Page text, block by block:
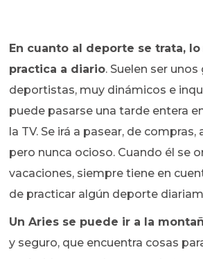
En cuanto al deporte se trata,
practica a diario. Suelen ser unos
deportistas, muy dinámicos e
puede pasarse una tarde entera
la TV. Se irá a pasear, de compras,
pero nunca ocioso. Cuando él se
vacaciones, siempre tiene en
de practicar algún deporte
Un Aries se puede ir a la
y seguro, que encuentra cosas